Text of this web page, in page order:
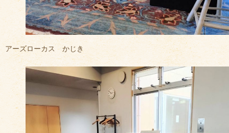
アーズローカス かじき